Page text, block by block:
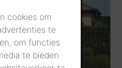
cookies om
te
om functies
te bieden